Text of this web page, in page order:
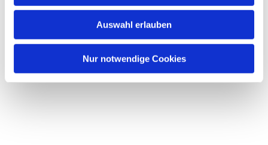
Auswahl erlauben
Nur notwendige Cookies